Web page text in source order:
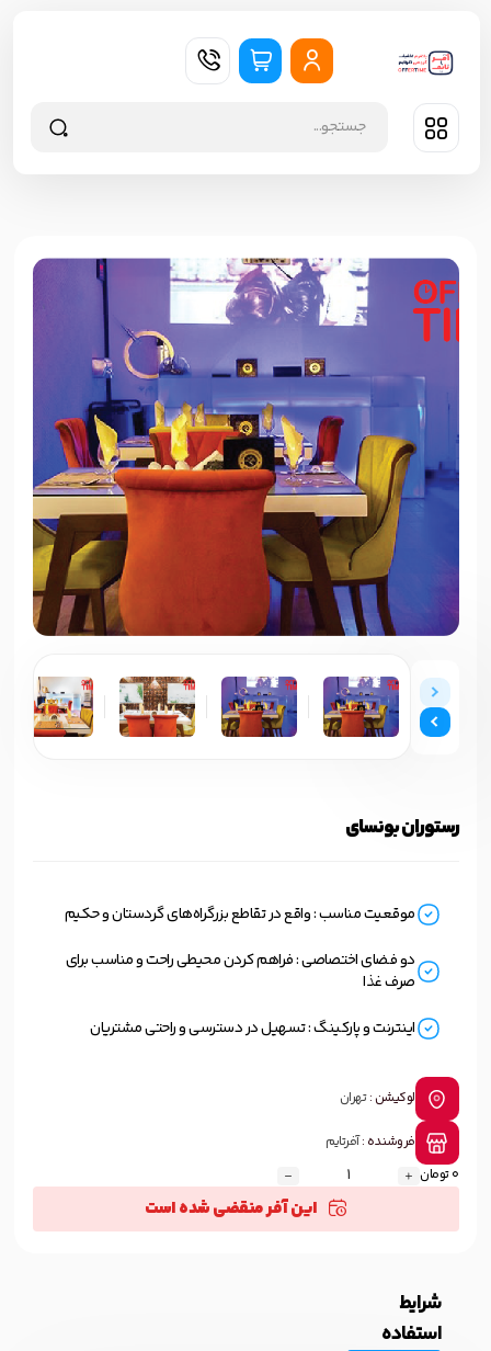
رستوران بونسای
موقعیت مناسب : واقع در تقاطع بزرگراه‌های گردستان و حکیم
دو فضای اختصاصی : فراهم کردن محیطی راحت و مناسب برای
صرف غذا
اینترنت و پارکینگ : تسهیل در دسترسی و راحتی مشتریان
لوکیشن :تهران
فروشنده :آفرتایم
0 تومان
این آفر منقضی شده است
شرایط
استفاده